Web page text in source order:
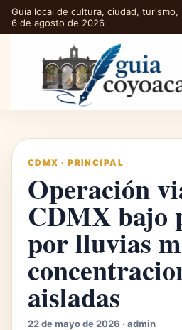
Guía local de cultura, ciudad,
6 de agosto de 2026
CDMX ·PRINCIPAL
Operación
CDMX bajo
por lluvias
aisladas
22 de mayo de 2026 · admin